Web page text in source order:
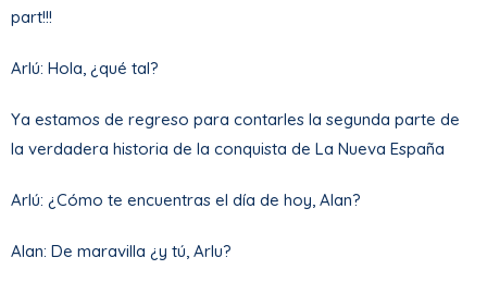
part!!!
Arlú: Hola, ¿qué tal?
Ya estamos de regreso para contarles la segunda parte de
la verdadera historia de la conquista de La Nueva España
Arlú: ¿Cómo te encuentras el día de hoy, Alan?
Alan: De maravilla ¿y tú, Arlu?